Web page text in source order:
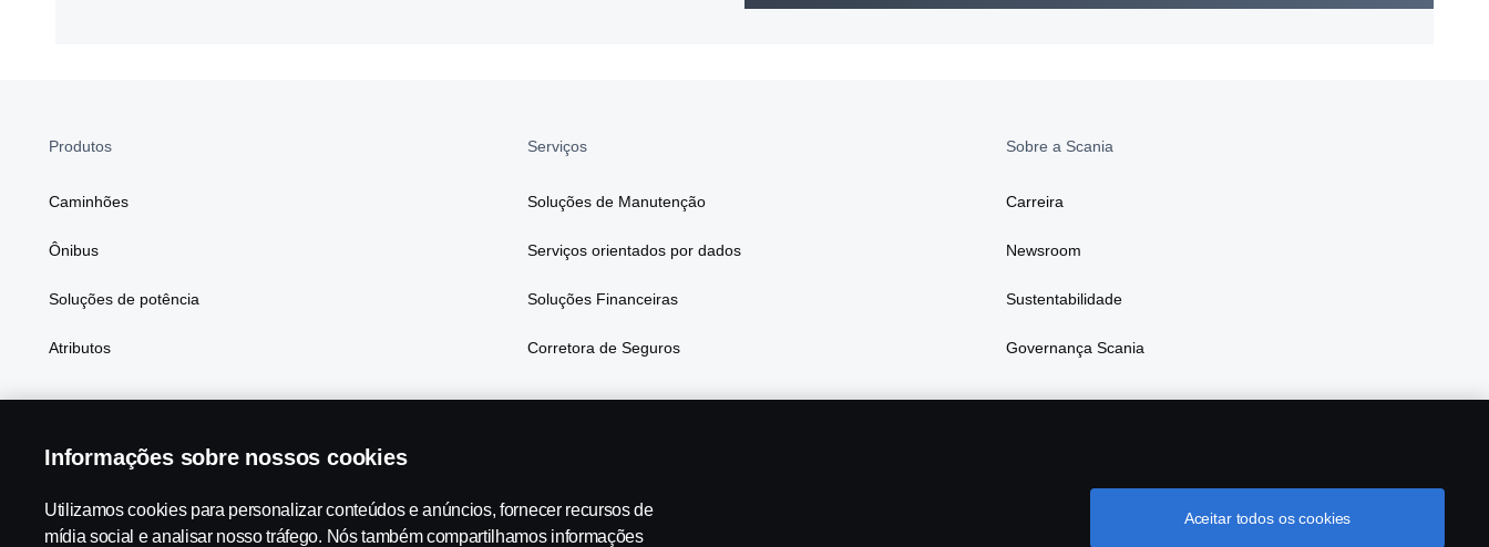
Produtos
Caminhões
Ônibus
Soluções de potência
Atributos
Serviços
Soluções de Manutenção
Serviços orientados por dados
Soluções Financeiras
Corretora de Seguros
Sobre a Scania
Carreira
Newsroom
Sustentabilidade
Governança Scania
Scania in Your Region: Brasil
Informações sobre nossos cookies
Utilizamos cookies para personalizar conteúdos e anúncios, fornecer recursos de
mídia social e analisar nosso tráfego. Nós também compartilhamos informações
Aceitar todos os cookies